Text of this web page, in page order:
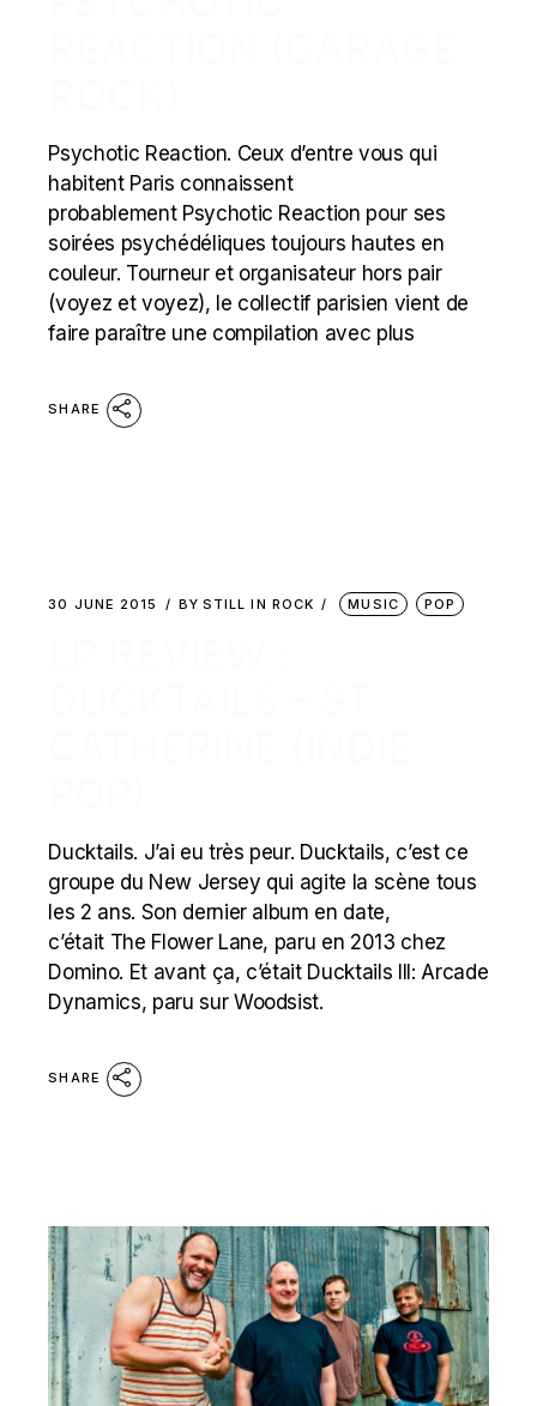
Psychotic Reaction. Ceux d’entre vous qui
habitent Paris connaissent
probablement Psychotic Reaction pour ses
soirées psychédéliques toujours hautes en
couleur. Tourneur et organisateur hors pair
(voyez et voyez), le collectif parisien vient de
faire paraître une compilation avec plus
SHARE
30 JUNE 2015 BY STILL IN ROCK MUSIC POP
Ducktails. J’ai eu très peur. Ducktails, c’est ce
groupe du New Jersey qui agite la scène tous
les 2 ans. Son dernier album en date,
c’était The Flower Lane, paru en 2013 chez
Domino. Et avant ça, c’était Ducktails III: Arcade
Dynamics, paru sur Woodsist.
SHARE